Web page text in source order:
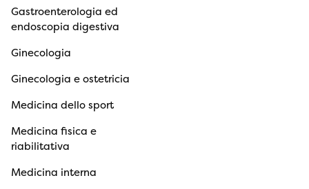
Gastroenterologia ed
endoscopia digestiva
Ginecologia
Ginecologia e ostetricia
Medicina dello sport
Medicina fisica e
riabilitativa
Medicina interna